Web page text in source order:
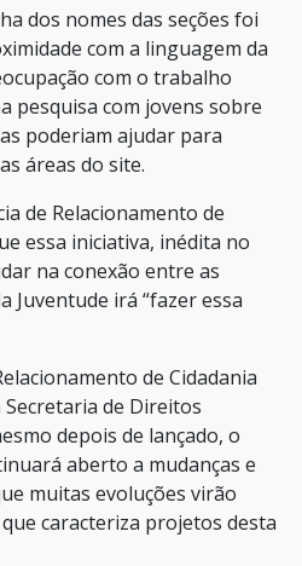
dos nomes das seções foi
com a linguagem da
com o trabalho
pesquisa com jovens sobre
poderiam ajudar para
áreas do site.
de Relacionamento de
essa iniciativa, inédita no
na conexão entre as
Juventude irá “fazer essa
de Cidadania
Secretaria de Direitos
depois de lançado, o
aberto a mudanças e
muitas evoluções virão
caracteriza projetos desta